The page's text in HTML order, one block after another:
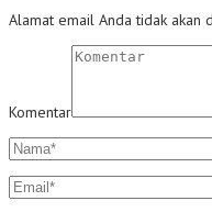
Alamat email Anda tidak akan
Komentar